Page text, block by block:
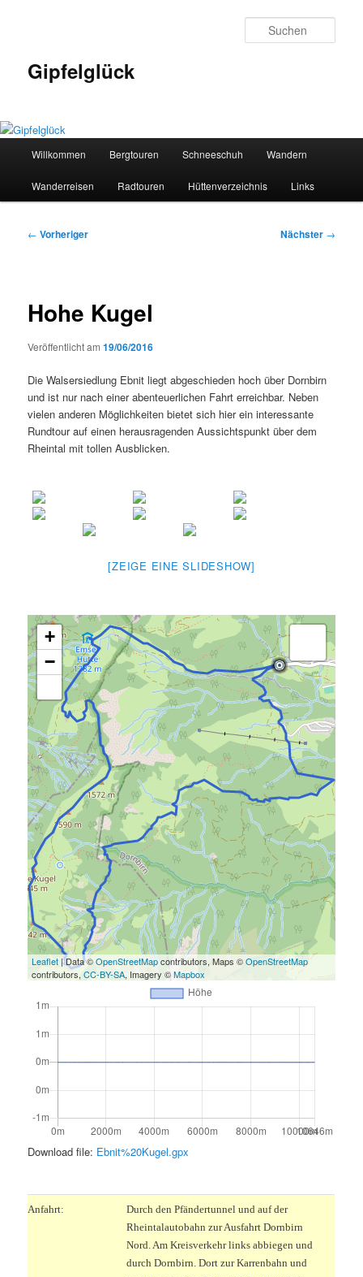
Gipfelglück
Willkommen Bergtouren Schneeschuh Wandern
Wanderreisen Radtouren Hüttenverzeichnis Links
Beitragsnavigation
← Vorheriger Nächster →
Hohe Kugel
Veröffentlicht am19/06/2016
Die Walsersiedlung Ebnit liegt abgeschieden hoch über Dornbirn
und ist nur nach einer abenteuerlichen Fahrt erreichbar. Neben
vielen anderen Möglichkeiten bietet sich hier ein interessante
Rundtour auf einen herausragenden Aussichtspunkt über dem
Rheintal mit tollen Ausblicken.
[ZEIGE EINE SLIDESHOW]
+
−
Leaflet | Data ©OpenStreetMapcontributors, Maps ©OpenStreetMap
contributors,CC-BY-SA, Imagery ©Mapbox
Download file: Ebnit%20Kugel.gpx
Anfahrt:
Durch den Pfändertunnel und auf der
Rheintalautobahn zur Ausfahrt Dornbirn
Nord. Am Kreisverkehr links abbiegen und
durch Dornbirn. Dort zur Karrenbahn und